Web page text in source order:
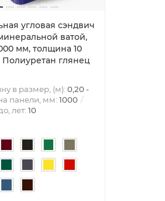
угловая сэндвич
ватой,
мм, толщина 10
Полиуретан глянец
в размер, (м): 0,20 -
панели, мм: 1000
лет: 10